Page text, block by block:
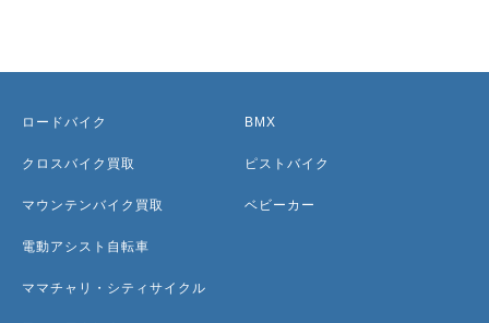
ロードバイク
クロスバイク買取
マウンテンバイク買取
電動アシスト自転車
ママチャリ・シティサイクル
BMX
ピストバイク
ベビーカー